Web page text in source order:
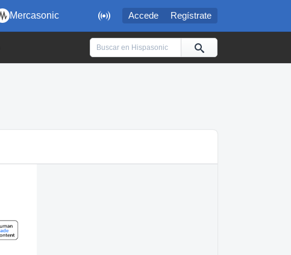
 Accede Regístrate
Mercasonic